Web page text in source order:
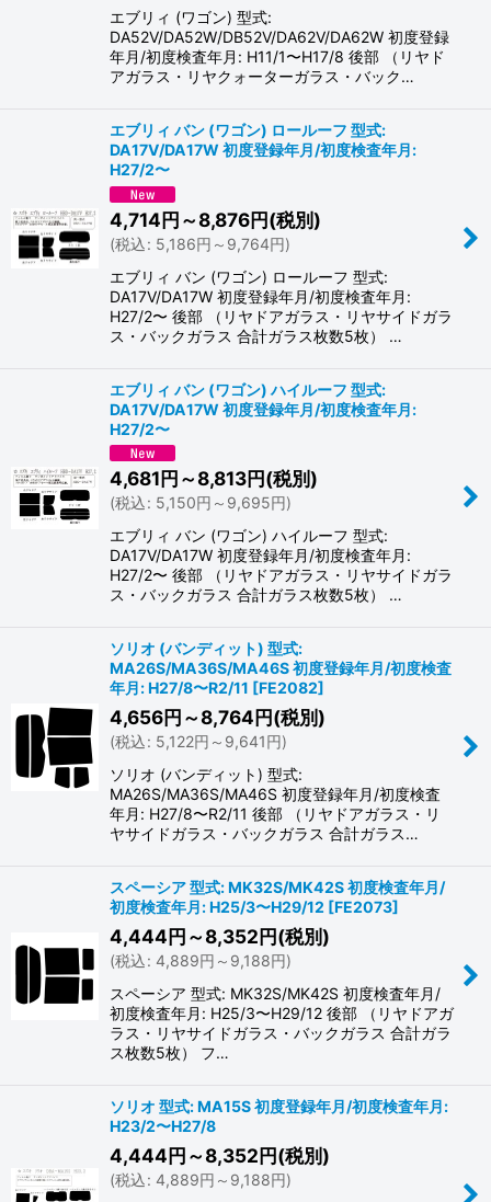
エブリィ (ワゴン) 型式:
DA52V/DA52W/DB52V/DA62V/DA62W 初度登録
年月/初度検査年月: H11/1〜H17/8 後部 （リヤド
アガラス・リヤクォーターガラス・バック…
エブリィ バン (ワゴン) ロールーフ 型式:
DA17V/DA17W 初度登録年月/初度検査年月:
H27/2〜
4,714円～8,876円(税別)
(税込: 5,186円 ～9,764円)
エブリィ バン (ワゴン) ロールーフ 型式:
DA17V/DA17W 初度登録年月/初度検査年月:
H27/2〜 後部 （リヤドアガラス・リヤサイドガラ
ス・バックガラス 合計ガラス枚数5枚） …
エブリィ バン (ワゴン) ハイルーフ 型式:
DA17V/DA17W 初度登録年月/初度検査年月:
H27/2〜
4,681円～8,813円(税別)
(税込: 5,150円 ～9,695円)
エブリィ バン (ワゴン) ハイルーフ 型式:
DA17V/DA17W 初度登録年月/初度検査年月:
H27/2〜 後部 （リヤドアガラス・リヤサイドガラ
ス・バックガラス 合計ガラス枚数5枚） …
ソリオ (バンディット) 型式:
MA26S/MA36S/MA46S 初度登録年月/初度検査
年月: H27/8〜R2/11 [FE2082]
4,656円～8,764円(税別)
(税込: 5,122円 ～9,641円)
ソリオ (バンディット) 型式:
MA26S/MA36S/MA46S 初度登録年月/初度検査
年月: H27/8〜R2/11 後部 （リヤドアガラス・リ
ヤサイドガラス・バックガラス 合計ガラス…
スペーシア 型式: MK32S/MK42S 初度検査年月/
初度検査年月: H25/3〜H29/12 [FE2073]
4,444円～8,352円(税別)
(税込: 4,889円 ～9,188円)
スペーシア 型式: MK32S/MK42S 初度検査年月/
初度検査年月: H25/3〜H29/12 後部 （リヤドアガ
ラス・リヤサイドガラス・バックガラス 合計ガラ
ス枚数5枚） フ…
ソリオ 型式: MA15S 初度登録年月/初度検査年月:
H23/2〜H27/8
4,444円～8,352円(税別)
(税込: 4,889円 ～9,188円)